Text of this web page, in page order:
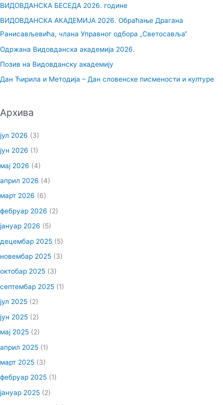
з
а
:
ВИДОВДАНСКА БЕСЕДА 2026. године
ВИДОВДАНСКА АКАДЕМИЈА 2026. Обраћање Драгана
Ранисављевића, члана Управног одбора „Светосавља“
Одржана Видовданска академија 2026.
Позив на Видовданску академију
Дан Ћирила и Методија – Дан словенске писмености и културе
Архива
јул 2026 (3)
јун 2026 (1)
мај 2026 (4)
април 2026 (4)
март 2026 (6)
фебруар 2026 (2)
јануар 2026 (5)
децембар 2025 (5)
новембар 2025 (3)
октобар 2025 (3)
септембар 2025 (1)
јул 2025 (2)
јун 2025 (2)
мај 2025 (2)
април 2025 (1)
март 2025 (3)
фебруар 2025 (1)
јануар 2025 (2)